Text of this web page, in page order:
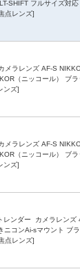
SHIFT フルサイズ対
点レンズ]
（ニッコール） ブ
ンズ]
（ニッコール） ブ
ンズ]
レンダー
ニコンAi-sマウント ブ
点レンズ]